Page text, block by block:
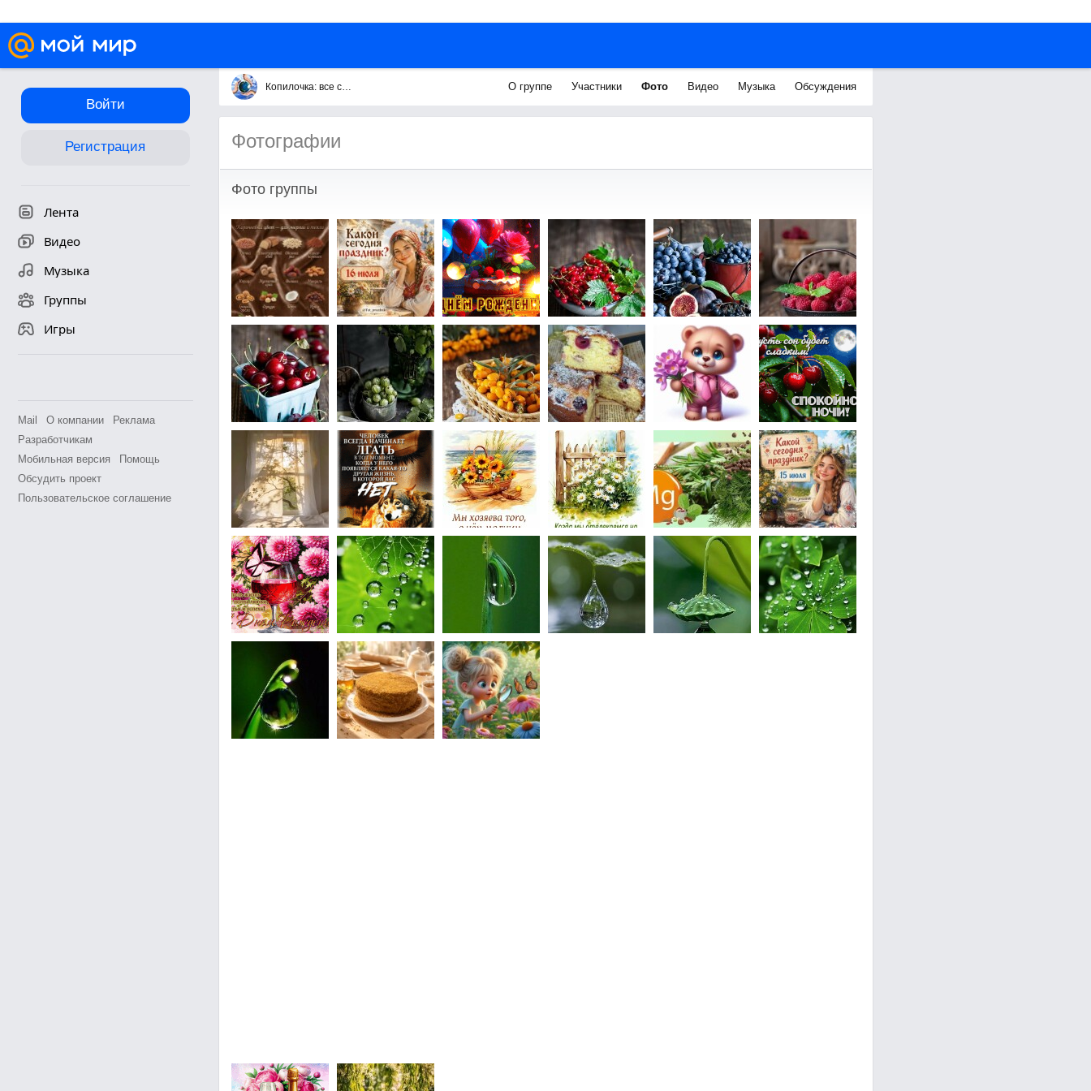
Войти
Регистрация
Лента
Видео
Музыка
Группы
Игры
Mail О компании
Реклама
Разработчикам
Мобильная версия
Помощь
Обсудить проект
Пользовательское соглашение
Копилочка: все самое интересное,полезное, красивое!!! О группе Участники Фото Видео Музыка Обсуждения
Фотографии
Фото группы